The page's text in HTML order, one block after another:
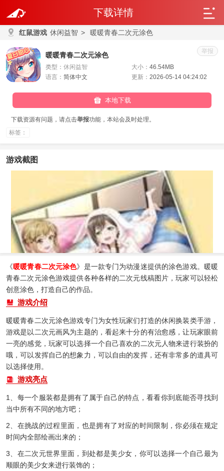
下载详情
红鼠游戏 休闲益智 > 暖暖青春二次元涂色
暖暖青春二次元涂色
类型： 休闲益智 大小：46.54MB
语言： 简体中文 更新：2026-05-14 04:24:02
举报
本地下载
下载资源有问题，请点击举报功能，本站会及时处理。
标签：
游戏截图
《暖暖青春二次元涂色》是一款专门为动漫迷提供的涂色游戏。暖暖
青春二次元涂色游戏提供各种各样的二次元线稿图片，玩家可以轻松
创意涂色，打造自己的作品。
游戏介绍
暖暖青春二次元涂色游戏专门为女性玩家们打造的休闲换装类手游，
游戏是以二次元画风为主题的，看起来十分的有治愈感，让玩家眼前
一亮的感觉，玩家可以选择一个自己喜欢的二次元人物来进行装扮的
哦，可以发挥自己的想象力，可以自由的发挥，还有非常多的道具可
以选择使用。
游戏亮点
1、每一个服装都是拥有了属于自己的特点，看看你到底能否寻找到
当中所有不同的地方吧；
2、在挑战的过程里面，也是拥有了对应的时间限制，你必须在规定
时间内全部绘画出来的；
3、在二次元世界里面，到处都是美少女，你可以选择一个自己最为
顺眼的美少女来进行装饰的；